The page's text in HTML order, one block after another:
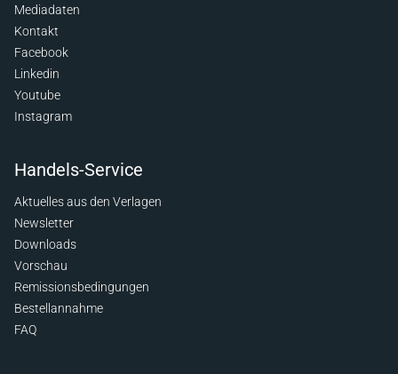
Mediadaten
Kontakt
Facebook
Linkedin
Youtube
Instagram
Handels-Service
Aktuelles aus den Verlagen
Newsletter
Downloads
Vorschau
Remissionsbedingungen
Bestellannahme
FAQ